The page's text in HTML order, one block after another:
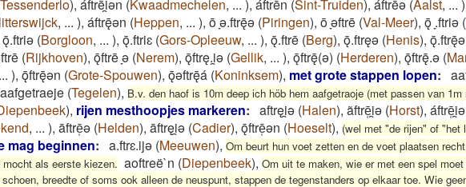
Tessenderlo), áftrēi̯ǝn (Kwaadmechelen, ... ), áftrēn (Sint-Truiden), áftrēǝ (Aalst, ... )
, ... ), áftrę̄ǝn (Heppen, ... ), ō ̞ǝ.ftrę̄ǝ (Piringen), ō ̞ǝftrē (Val-Meer), ǭ ̞.ftriǝ (
ǭ.ftriǝ (Borgloon, ... ), ǭ.ftriɛ (Gors-Opleeuw, ... ), ǭ.ftrē (Berg), ǭ.ftręǝ (Henis), ǭ.ftrę̄ǝ
(Rijkhoven), ǭftrē ̞ǝ (Nerem), ǭftrę.i̯ǝ (Gellik, ... ), ǭftrę̄(ǝ) (Herderen), ǭftrę̄.ǝ (
... ), ǭftrę̄ǝn (Grote-Spouwen), ǭǝftrę̄á (Koninksem), met grote stappen lopen:
(Tegelen), B.v. den haof is 10m deep ich höb hem aafgetraoje (met passen van 1m
), rijen mesthoopjes markeren: aftręi̯ǝ (Halen), ãftrē̜i̯ǝ (Horst), áftrē̜i̯ǝ
, ... ), āftrē̜ǝ (Helden), āftręi̯ǝ (Cadier), ǭftrē̜ǝn (Hoeselt), (wel met "de rijen" of "het
mag beginnen: a.ftrɛ.ijə (Meeuwen), Om beurt hun voet zetten en de voet plaatsen
als eerste kiezen. aoftreë`n (Diepenbeek), Om uit te maken, wie er met een spel moet
breedte of soms ook alleen de neuspunt, stappen de tegenstanders op elkaar toe. Wie